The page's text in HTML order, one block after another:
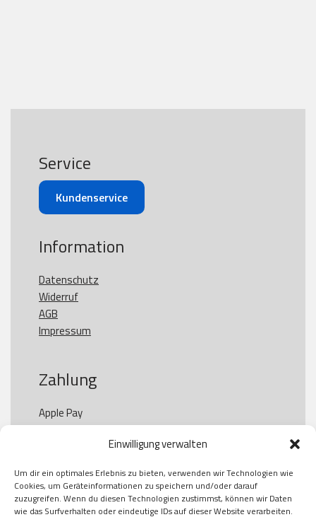
Einwilligung verwalten
Um dir ein optimales Erlebnis zu bieten, verwenden wir Technologien wie
Cookies, um Geräteinformationen zu speichern und/oder darauf
zuzugreifen. Wenn du diesen Technologien zustimmst, können wir Daten
wie das Surfverhalten oder eindeutige IDs auf dieser Website verarbeiten.
Service
Kundenservice
Information
Datenschutz
Widerruf
AGB
Impressum
Zahlung
Apple Pay
Paypal
Kauf auf Rechung
Klarna